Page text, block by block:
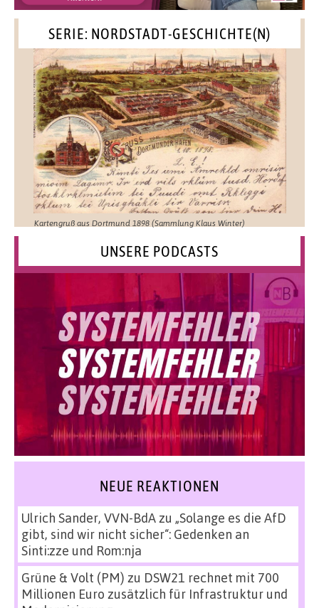
SERIE: NORDSTADT-GESCHICHTE(N)
Kartengruß aus Dortmund 1898 (Sammlung Klaus Winter)
UNSERE PODCASTS
NEUE REAKTIONEN
Ulrich Sander, VVN-BdAzu „Solange es die AfD
gibt, sind wir nicht sicher“: Gedenken an
Sinti:zze und Rom:nja
Grüne & Volt (PM) zu DSW21 rechnet mit 700
Millionen Euro zusätzlich für Infrastruktur und